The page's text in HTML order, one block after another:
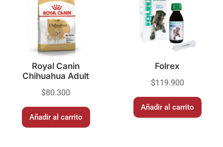
Royal Canin
Chihuahua Adult
$80.300
Añadir al carrito
Folrex
$119.900
Añadir al carrito